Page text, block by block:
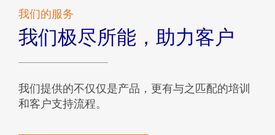
我们的服务
我们极尽所能，助力客户
我们提供的不仅仅是产品，更有与之匹配的培训
和客户支持流程。